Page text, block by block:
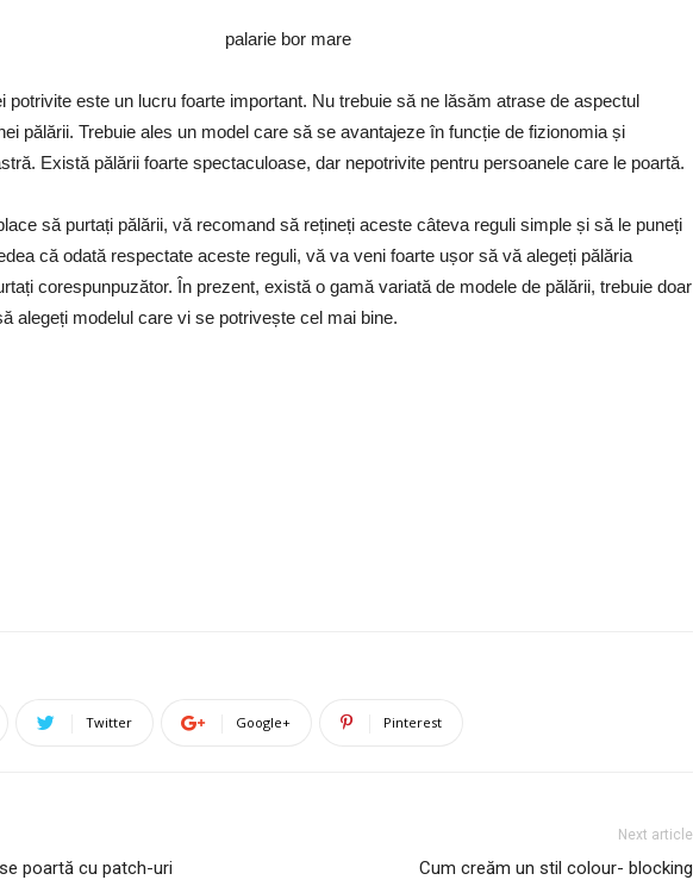
potrivite este un lucru foarte important. Nu trebuie să ne lăsăm atrase de aspectul
pălării. Trebuie ales un model care să se avantajeze în funcție de fizionomia și
Există pălării foarte spectaculoase, dar nepotrivite pentru persoanele care le poartă.
să purtați pălării, vă recomand să rețineți aceste câteva reguli simple și să le puneți
că odată respectate aceste reguli, vă va veni foarte ușor să vă alegeți pălăria
corespunpuzător. În prezent, există o gamă variată de modele de pălării, trebuie doar
alegeți modelul care vi se potrivește cel mai bine.
Twitter Google+ Pinterest
poartă cu patch-uri
Next article
Cum creăm un stil colour- blocking